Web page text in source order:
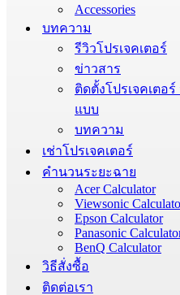
Accessories
บทความ
รีวิวโปรเจคเตอร์
ข่าวสาร
ติดตั้งโปรเจคเตอ
แบบ
บทความ
เช่าโปรเจคเตอร์
คำนวนระยะฉาย
Acer Calculator
Viewsonic
Epson Calculator
Panasonic
BenQ Calculator
วิธีสั่งซื้อ
ติดต่อเรา